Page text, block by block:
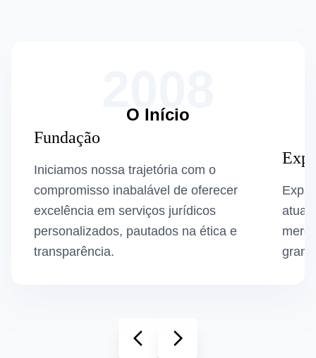
O Início
Fundação
Iniciamos nossa trajetória com o
compromisso inabalável de oferecer
excelência em serviços jurídicos
personalizados, pautados na ética e
transparência.